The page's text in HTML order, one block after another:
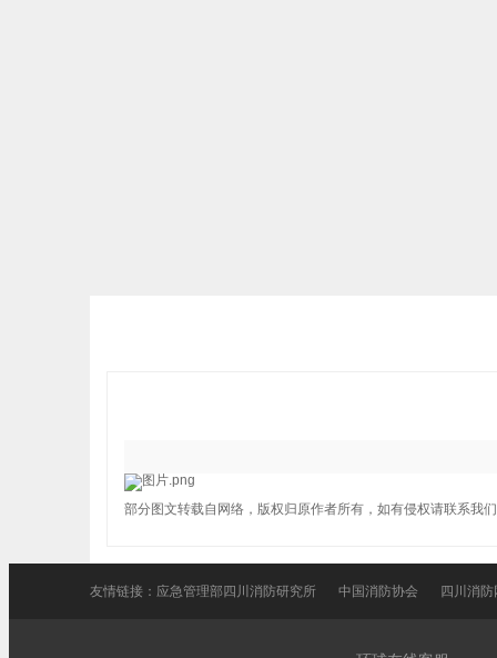
部分图文转载自网络，版权归原作者所有，如有侵权请联系我
友情链接： 应急管理部四川消防研究所 中国消防协会 四川消防